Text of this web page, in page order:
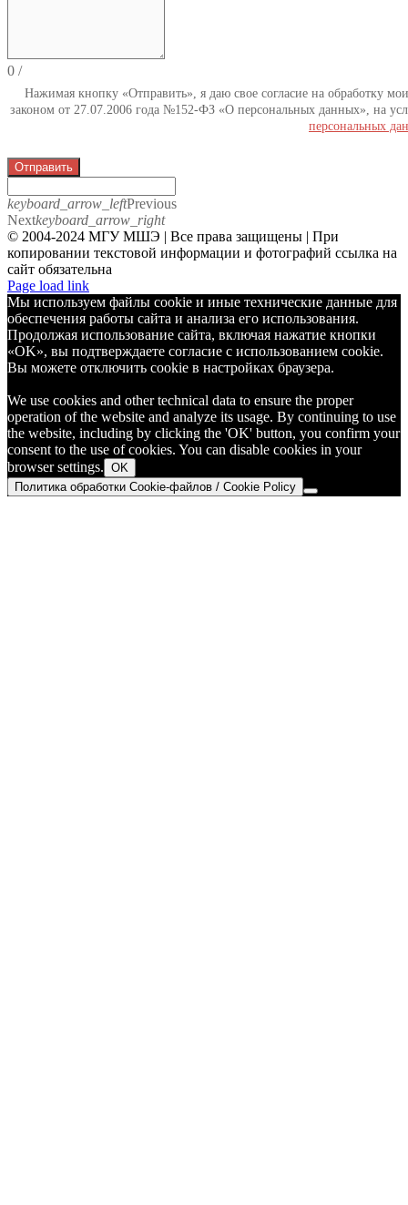
0 /
Нажимая кнопку «Отправить», я даю свое согласие на обработку
законом от 27.07.2006 года №152-ФЗ «О персональных данных», на
персональных
Отправить
keyboard_arrow_leftPrevious
Nextkeyboard_arrow_right
© 2004-2024 МГУ МШЭ | Все права защищены | При
копировании текстовой информации и фотографий ссылка на
сайт обязательна
Telegram
Page load link
Мы используем файлы cookie и иные технические данные для
обеспечения работы сайта и анализа его использования.
Продолжая использование сайта, включая нажатие кнопки
«OK», вы подтверждаете согласие с использованием cookie.
Вы можете отключить cookie в настройках браузера.
We use cookies and other technical data to ensure the proper
operation of the website and analyze its usage. By continuing to use
the website, including by clicking the 'OK' button, you confirm your
consent to the use of cookies. You can disable cookies in your
browser settings. OK
Политика обработки Cookie-файлов / Cookie Policy